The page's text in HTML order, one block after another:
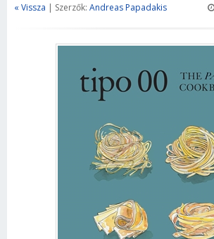
« Vissza | Szerzők: Andreas Papadakis